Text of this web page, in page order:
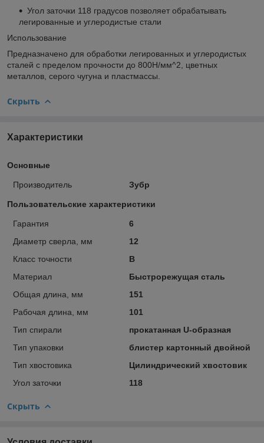
Угол заточки 118 градусов позволяет обрабатывать
легированные и углеродистые стали
Использование
Предназначено для обработки легированных и углеродистых
сталей с пределом прочности до 800Н/мм^2, цветных
металлов, серого чугуна и пластмассы.
Скрыть
Характеристики
Основные
Производитель Зубр
Пользовательские характеристики
Гарантия
6
Диаметр сверла, мм
12
Класс точности
В
Материал
Быстрорежущая сталь
Общая длина, мм
151
Рабочая длина, мм
101
Тип спирали
прокатанная U-образная
Тип упаковки
блистер картонный двойной
Тип хвостовика
Цилиндрический хвостовик
Угол заточки
118
Скрыть